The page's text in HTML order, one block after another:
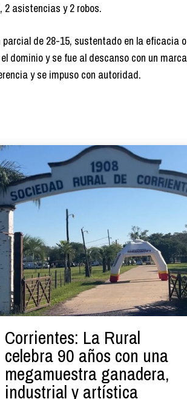
2 asistencias y 2 robos.
de 28-15, sustentado en la eficacia
dominio y se fue al descanso con un
y se impuso con autoridad.
Corrientes: La Rural
celebra 90 años con una
megamuestra ganadera,
industrial y artística